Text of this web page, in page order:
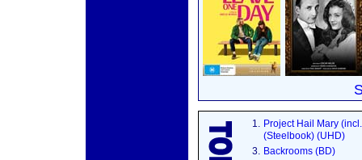
1. Project Hail Mary
(Steelbook) (UHD)
3. Backrooms (BD)